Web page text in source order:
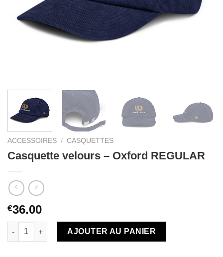
ACCESSOIRES / CASQUETTES
Casquette velours – Oxford REGULAR
€36.00
quantité de Casquette velours - Oxford REGULAR
AJOUTER AU PANIER